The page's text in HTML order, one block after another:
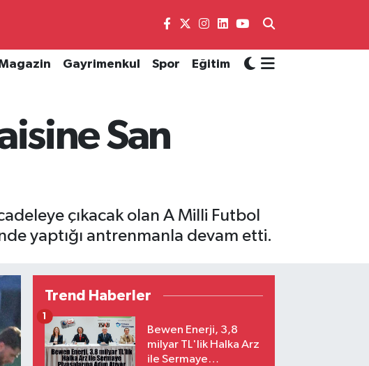
Gayrimenkul Spor Eğitim
San
çıkacak olan A Milli Futbol
yaptığı antrenmanla devam etti.
Trend Haberler
Bewen Enerji, 3,8
milyar TL'lik Halka Arz
ile Sermaye
1